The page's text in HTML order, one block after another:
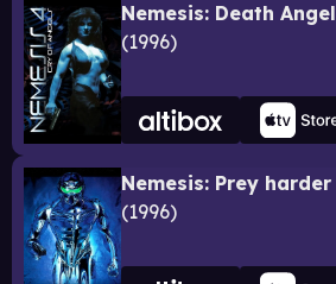
Nemesis: Death Angel
1996
Nemesis: Prey harder
1996